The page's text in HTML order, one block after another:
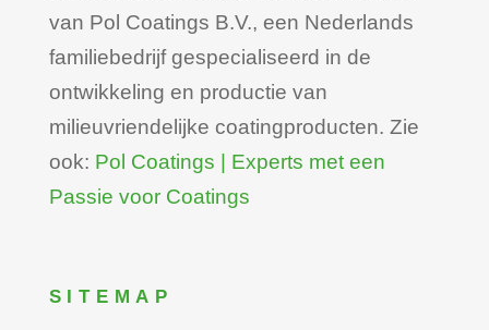
van Pol Coatings B.V., een Nederlands
familiebedrijf gespecialiseerd in de
ontwikkeling en productie van
milieuvriendelijke coatingproducten. Zie
ook: Pol Coatings | Experts met een
Passie voor Coatings
SITEMAP